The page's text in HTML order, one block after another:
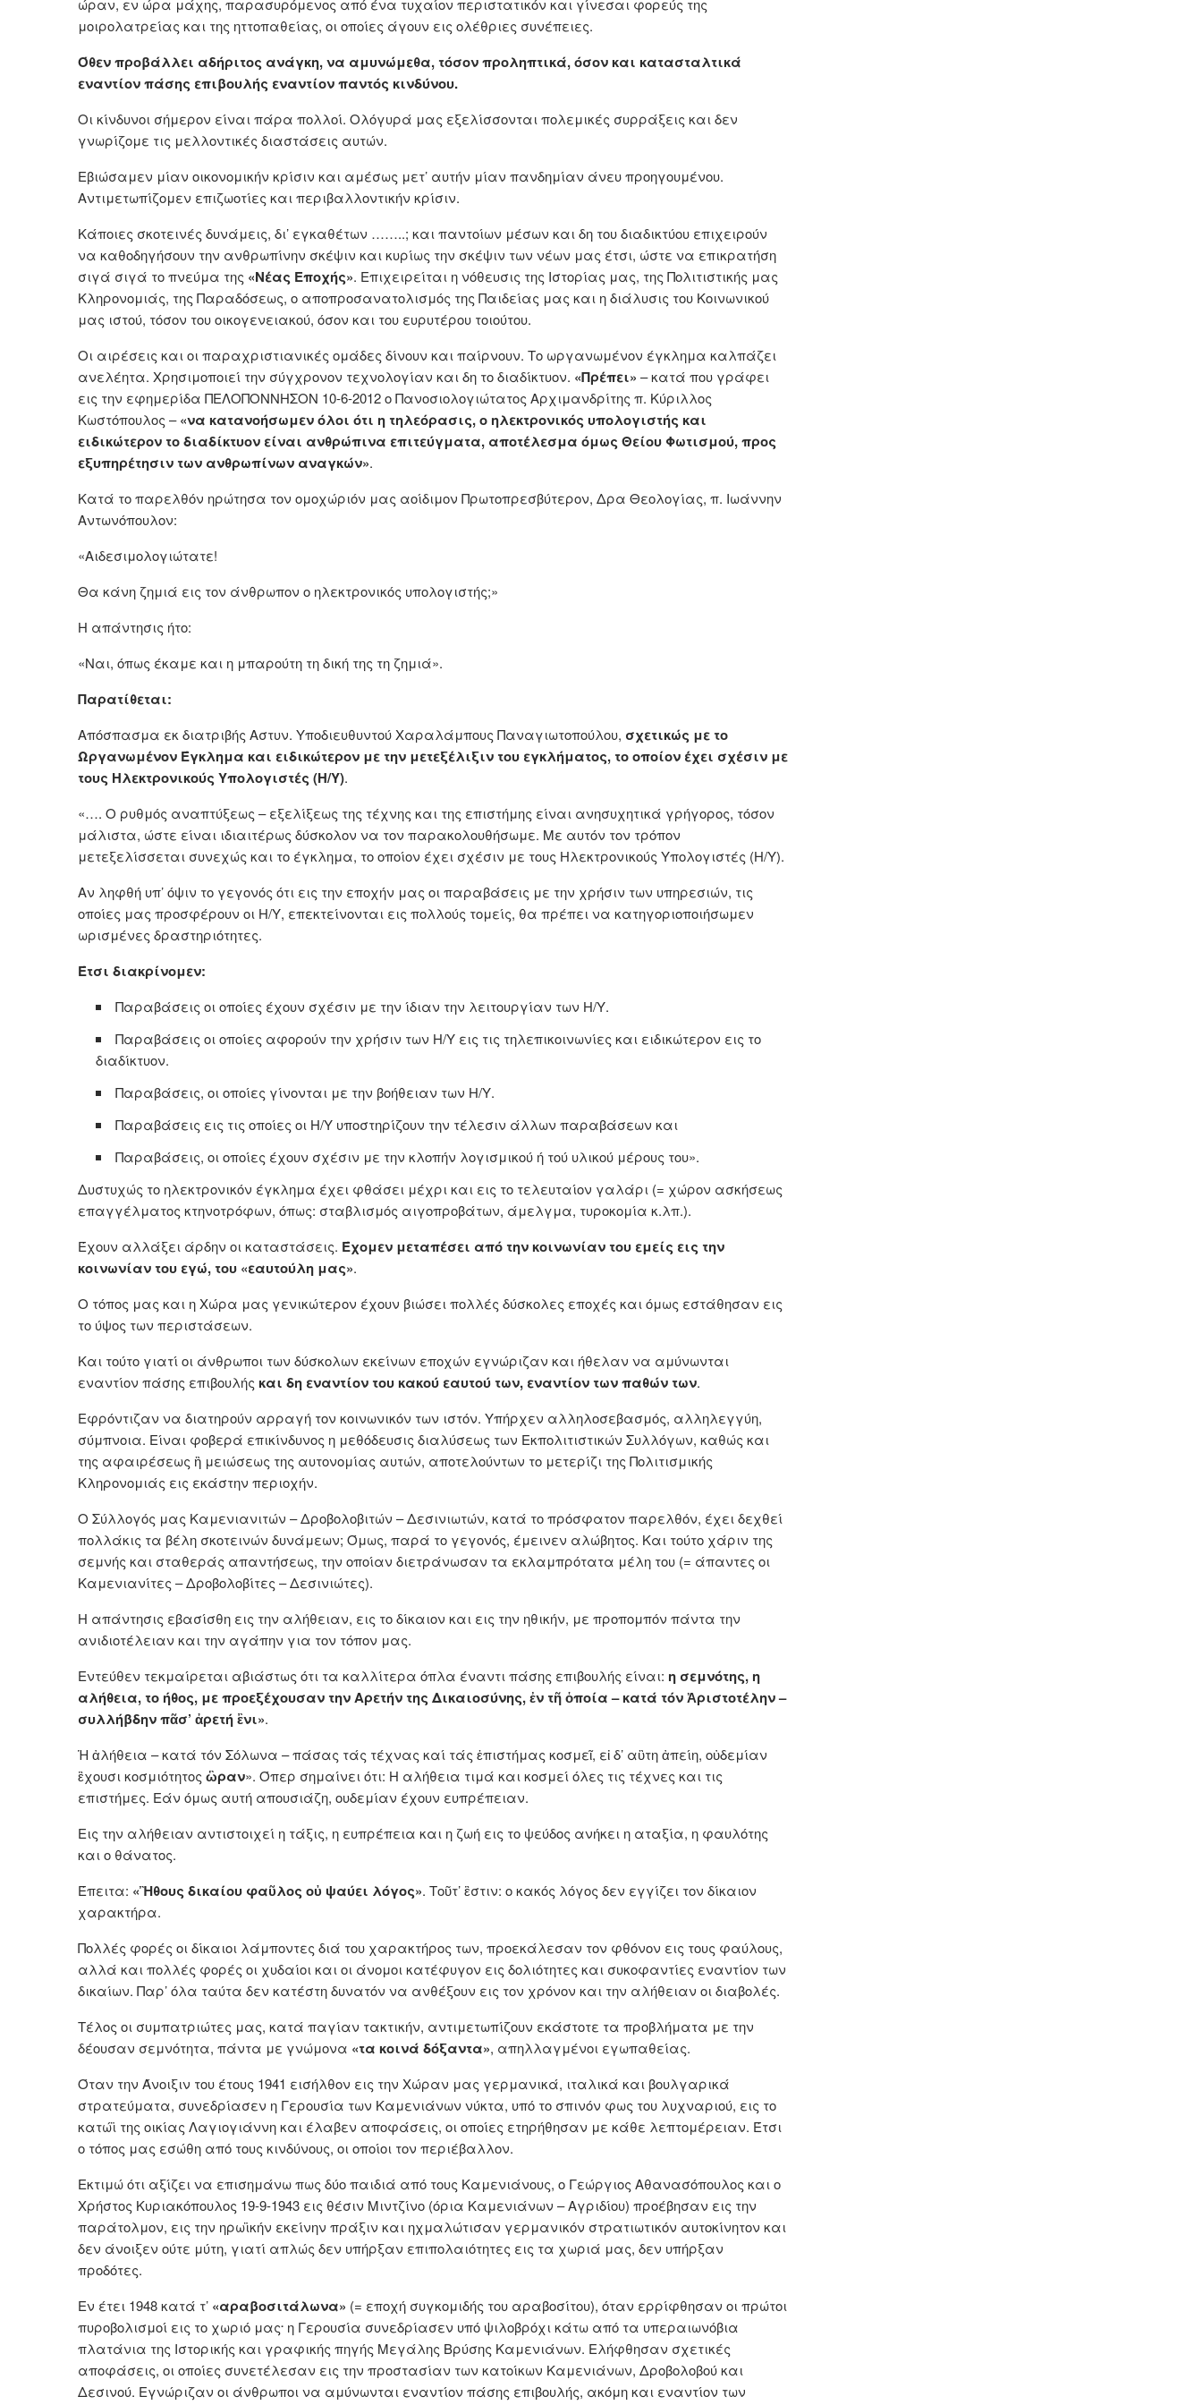
ώραν, εν ώρα μάχης, παρασυρόμενος από ένα τυχαίον περιστατικόν και γίνεσαι φορεύς της
μοιρολατρείας και της ηττοπαθείας, οι οποίες άγουν εις ολέθριες συνέπειες.
Όθεν προβάλλει αδήριτος ανάγκη, να αμυνώμεθα, τόσον προληπτικά, όσον και κατασταλτικά
εναντίον πάσης επιβουλής εναντίον παντός κινδύνου.
Οι κίνδυνοι σήμερον είναι πάρα πολλοί. Ολόγυρά μας εξελίσσονται πολεμικές συρράξεις και δεν
γνωρίζομε τις μελλοντικές διαστάσεις αυτών.
Εβιώσαμεν μίαν οικονομικήν κρίσιν και αμέσως μετ’ αυτήν μίαν πανδημίαν άνευ προηγουμένου.
Αντιμετωπίζομεν επιζωοτίες και περιβαλλοντικήν κρίσιν.
Κάποιες σκοτεινές δυνάμεις, δι’ εγκαθέτων ……..; και παντοίων μέσων και δη του διαδικτύου επιχειρούν
να καθοδηγήσουν την ανθρωπίνην σκέψιν και κυρίως την σκέψιν των νέων μας έτσι, ώστε να επικρατήση
σιγά σιγά το πνεύμα της «Νέας Εποχής». Επιχειρείται η νόθευσις της Ιστορίας μας, της Πολιτιστικής μας
Κληρονομιάς, της Παραδόσεως, ο αποπροσανατολισμός της Παιδείας μας και η διάλυσις του Κοινωνικού
μας ιστού, τόσον του οικογενειακού, όσον και του ευρυτέρου τοιούτου.
Οι αιρέσεις και οι παραχριστιανικές ομάδες δίνουν και παίρνουν. Το ωργανωμένον έγκλημα καλπάζει
ανελέητα. Χρησιμοποιεί την σύγχρονον τεχνολογίαν και δη το διαδίκτυον. «Πρέπει» – κατά που γράφει
εις την εφημερίδα ΠΕΛΟΠΟΝΝΗΣΟΝ 10-6-2012 ο Πανοσιολογιώτατος Αρχιμανδρίτης π. Κύριλλος
Κωστόπουλος –«να κατανοήσωμεν όλοι ότι η τηλεόρασις, ο ηλεκτρονικός υπολογιστής και
ειδικώτερον το διαδίκτυον είναι ανθρώπινα επιτεύγματα, αποτέλεσμα όμως Θείου Φωτισμού, προς
εξυπηρέτησιν των ανθρωπίνων αναγκών».
Κατά το παρελθόν ηρώτησα τον ομοχώριόν μας αοίδιμον Πρωτοπρεσβύτερον, Δρα Θεολογίας, π. Ιωάννην
Αντωνόπουλον:
«Αιδεσιμολογιώτατε!
Θα κάνη ζημιά εις τον άνθρωπον ο ηλεκτρονικός υπολογιστής;»
Η απάντησις ήτο:
«Ναι, όπως έκαμε και η μπαρούτη τη δική της τη ζημιά».
Παρατίθεται:
Απόσπασμα εκ διατριβής Αστυν. Υποδιευθυντού Χαραλάμπους Παναγιωτοπούλου, σχετικώς με το
Ωργανωμένον Έγκλημα και ειδικώτερον με την μετεξέλιξιν του εγκλήματος, το οποίον έχει σχέσιν με
τους Ηλεκτρονικούς Υπολογιστές (Η/Υ).
«…. Ο ρυθμός αναπτύξεως – εξελίξεως της τέχνης και της επιστήμης είναι ανησυχητικά γρήγορος, τόσον
μάλιστα, ώστε είναι ιδιαιτέρως δύσκολον να τον παρακολουθήσωμε. Με αυτόν τον τρόπον
μετεξελίσσεται συνεχώς και το έγκλημα, το οποίον έχει σχέσιν με τους Ηλεκτρονικούς Υπολογιστές (Η/Υ).
Αν ληφθή υπ’ όψιν το γεγονός ότι εις την εποχήν μας οι παραβάσεις με την χρήσιν των υπηρεσιών, τις
οποίες μας προσφέρουν οι Η/Υ, επεκτείνονται εις πολλούς τομείς, θα πρέπει να κατηγοριοποιήσωμεν
ωρισμένες δραστηριότητες.
Έτσι διακρίνομεν:
Παραβάσεις οι οποίες έχουν σχέσιν με την ίδιαν την λειτουργίαν των Η/Υ.
Παραβάσεις οι οποίες αφορούν την χρήσιν των Η/Υ εις τις τηλεπικοινωνίες και ειδικώτερον εις το
διαδίκτυον.
Παραβάσεις, οι οποίες γίνονται με την βοήθειαν των Η/Υ.
Παραβάσεις εις τις οποίες οι Η/Υ υποστηρίζουν την τέλεσιν άλλων παραβάσεων και
Παραβάσεις, οι οποίες έχουν σχέσιν με την κλοπήν λογισμικού ή τού υλικού μέρους του».
Δυστυχώς το ηλεκτρονικόν έγκλημα έχει φθάσει μέχρι και εις το τελευταίον γαλάρι (= χώρον ασκήσεως
επαγγέλματος κτηνοτρόφων, όπως: σταβλισμός αιγοπροβάτων, άμελγμα, τυροκομία κ.λπ.).
Έχουν αλλάξει άρδην οι καταστάσεις. Έχομεν μεταπέσει από την κοινωνίαν του εμείς εις την
κοινωνίαν του εγώ, του «εαυτούλη μας».
Ο τόπος μας και η Χώρα μας γενικώτερον έχουν βιώσει πολλές δύσκολες εποχές και όμως εστάθησαν εις
το ύψος των περιστάσεων.
Και τούτο γιατί οι άνθρωποι των δύσκολων εκείνων εποχών εγνώριζαν και ήθελαν να αμύνωνται
εναντίον πάσης επιβουλής και δη εναντίον του κακού εαυτού των, εναντίον των παθών των.
Εφρόντιζαν να διατηρούν αρραγή τον κοινωνικόν των ιστόν. Υπήρχεν αλληλοσεβασμός, αλληλεγγύη,
σύμπνοια. Είναι φοβερά επικίνδυνος η μεθόδευσις διαλύσεως των Εκπολιτιστικών Συλλόγων, καθώς και
της αφαιρέσεως ἢ μειώσεως της αυτονομίας αυτών, αποτελούντων το μετερίζι της Πολιτισμικής
Κληρονομιάς εις εκάστην περιοχήν.
Ο Σύλλογός μας Καμενιανιτών – Δροβολοβιτών – Δεσινιωτών, κατά το πρόσφατον παρελθόν, έχει δεχθεί
πολλάκις τα βέλη σκοτεινών δυνάμεων; Όμως, παρά το γεγονός, έμεινεν αλώβητος. Και τούτο χάριν της
σεμνής και σταθεράς απαντήσεως, την οποίαν διετράνωσαν τα εκλαμπρότατα μέλη του (= άπαντες οι
Καμενιανίτες – Δροβολοβίτες – Δεσινιώτες).
Η απάντησις εβασίσθη εις την αλήθειαν, εις το δίκαιον και εις την ηθικήν, με προπομπόν πάντα την
ανιδιοτέλειαν και την αγάπην για τον τόπον μας.
Εντεύθεν τεκμαίρεται αβιάστως ότι τα καλλίτερα όπλα έναντι πάσης επιβουλής είναι: η σεμνότης, η
αλήθεια, το ήθος, με προεξέχουσαν την Αρετήν της Δικαιοσύνης, ἐν τῆ ὁποία – κατά τόν Ἀριστοτέλην –
συλλήβδην πᾶσ’ ἀρετή ἒνι».
Ἡ ἀλήθεια – κατά τόν Σόλωνα – πάσας τάς τέχνας καί τάς ἐπιστήμας κοσμεῖ, εἰ δ’ αὓτη ἀπείη, οὐδεμίαν
ἒχουσι κοσμιότητος ὣραν». Όπερ σημαίνει ότι: Η αλήθεια τιμά και κοσμεί όλες τις τέχνες και τις
επιστήμες. Εάν όμως αυτή απουσιάζη, ουδεμίαν έχουν ευπρέπειαν.
Εις την αλήθειαν αντιστοιχεί η τάξις, η ευπρέπεια και η ζωή εις το ψεύδος ανήκει η αταξία, η φαυλότης
και ο θάνατος.
Έπειτα: «Ἢθους δικαίου φαῦλος οὐ ψαύει λόγος». Τοῦτ’ ἒστιν: ο κακός λόγος δεν εγγίζει τον δίκαιον
χαρακτήρα.
Πολλές φορές οι δίκαιοι λάμποντες διά του χαρακτήρος των, προεκάλεσαν τον φθόνον εις τους φαύλους,
αλλά και πολλές φορές οι χυδαίοι και οι άνομοι κατέφυγον εις δολιότητες και συκοφαντίες εναντίον των
δικαίων. Παρ’ όλα ταύτα δεν κατέστη δυνατόν να ανθέξουν εις τον χρόνον και την αλήθειαν οι διαβολές.
Τέλος οι συμπατριώτες μας, κατά παγίαν τακτικήν, αντιμετωπίζουν εκάστοτε τα προβλήματα με την
δέουσαν σεμνότητα, πάντα με γνώμονα «τα κοινά δόξαντα», απηλλαγμένοι εγωπαθείας.
Όταν την Άνοιξιν του έτους 1941 εισήλθον εις την Χώραν μας γερμανικά, ιταλικά και βουλγαρικά
στρατεύματα, συνεδρίασεν η Γερουσία των Καμενιάνων νύκτα, υπό το σπινόν φως του λυχναριού, εις το
κατώϊ της οικίας Λαγιογιάννη και έλαβεν αποφάσεις, οι οποίες ετηρήθησαν με κάθε λεπτομέρειαν. Έτσι
ο τόπος μας εσώθη από τους κινδύνους, οι οποίοι τον περιέβαλλον.
Εκτιμώ ότι αξίζει να επισημάνω πως δύο παιδιά από τους Καμενιάνους, ο Γεώργιος Αθανασόπουλος και ο
Χρήστος Κυριακόπουλος 19-9-1943 εις θέσιν Μιντζίνο (όρια Καμενιάνων – Αγριδίου) προέβησαν εις την
παράτολμον, εις την ηρωϊκήν εκείνην πράξιν και ηχμαλώτισαν γερμανικόν στρατιωτικόν αυτοκίνητον και
δεν άνοιξεν ούτε μύτη, γιατί απλώς δεν υπήρξαν επιπολαιότητες εις τα χωριά μας, δεν υπήρξαν
προδότες.
Εν έτει 1948 κατά τ’ «αραβοσιτάλωνα» (= εποχή συγκομιδής του αραβοσίτου), όταν ερρίφθησαν οι πρώτοι
πυροβολισμοί εις το χωριό μας. η Γερουσία συνεδρίασεν υπό ψιλοβρόχι κάτω από τα υπεραιωνόβια
πλατάνια της Ιστορικής και γραφικής πηγής Μεγάλης Βρύσης Καμενιάνων. Ελήφθησαν σχετικές
αποφάσεις, οι οποίες συνετέλεσαν εις την προστασίαν των κατοίκων Καμενιάνων, Δροβολοβού και
Δεσινού. Εγνώριζαν οι άνθρωποι να αμύνωνται εναντίον πάσης επιβουλής, ακόμη και εναντίον των